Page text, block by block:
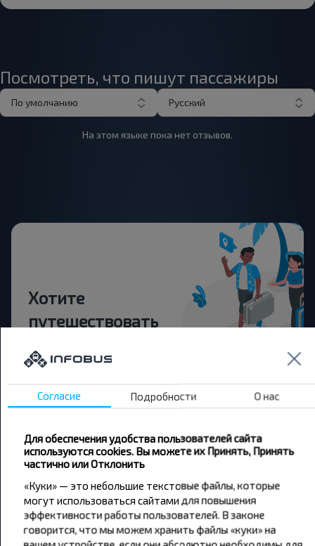
Посмотреть, что пишут пассажиры
По умолчанию Русский
На этом языке пока нет отзывов.
Хотите
путешествовать
другие интересные предложения INFOBUS.
Подпишись на получение новостей и
Подписаться
Согласие Подробности О нас
Для обеспечения удобства пользователей сайта
используются cookies. Вы можете их Принять, Принять
частично или Отклонить
«Куки» — это небольшие текстовые файлы, которые
могут использоваться сайтами для повышения
эффективности работы пользователей. В законе
говорится, что мы можем хранить файлы «куки» на